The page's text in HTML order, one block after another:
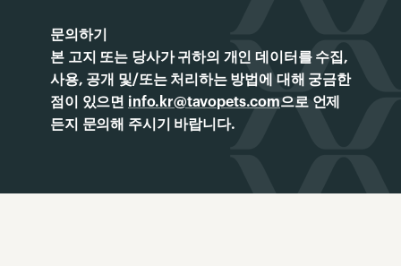
문의하기
본 고지 또는 당사가 귀하의 개인 데이터를 수집,
사용, 공개 및/또는 처리하는 방법에 대해 궁금한
점이 있으면 info.kr@tavopets.com으로 언제
든지 문의해 주시기 바랍니다.